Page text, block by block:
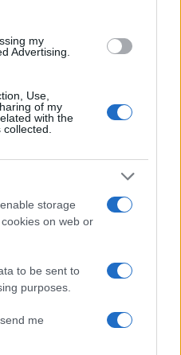
my
Advertising.
Use,
of my
with the
storage
on web or
to be sent to
purposes.
me
Diturco